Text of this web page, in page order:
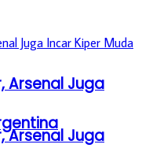
Arsenal Juga
Arsenal Juga